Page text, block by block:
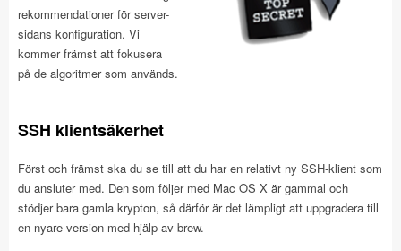
rekommendationer för server-
sidans konfiguration. Vi
kommer främst att fokusera
på de algoritmer som används.
SSH klientsäkerhet
Först och främst ska du se till att du har en relativt ny SSH-klient som
du ansluter med. Den som följer med Mac OS X är gammal och
stödjer bara gamla krypton, så därför är det lämpligt att uppgradera till
en nyare version med hjälp av brew.